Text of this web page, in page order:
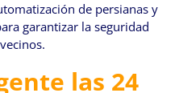
de persianas y
garantizar la seguridad
las 24